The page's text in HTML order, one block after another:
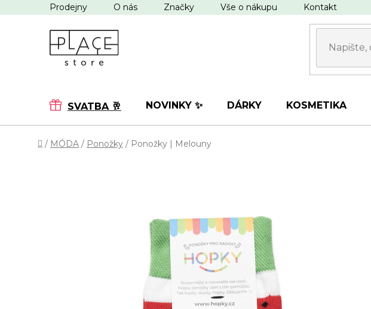
na
Prodejny O nás Značky Vše o nákupu Kontakt
SVATBA 🥂 NOVINKY ✨ DÁRKY KOSMETIKA
Domů
/ MÓDA / Ponožky / Ponožky | Melouny